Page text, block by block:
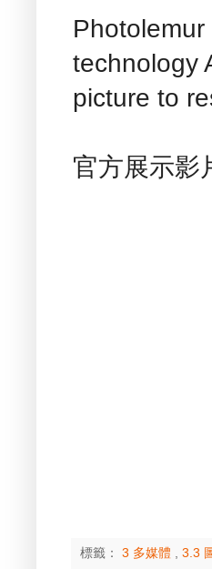
technology
picture to
官方展示影
標籤： 3 多媒體 3.3